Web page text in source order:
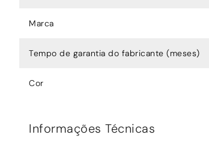
Marca
Tempo de garantia do fabricante (meses)
Cor
Informações Técnicas